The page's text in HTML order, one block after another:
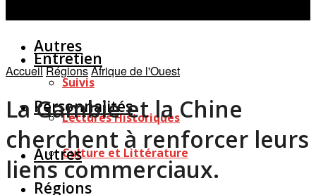
Autres
Suivis
Lectures Historiques
Culture et Littérature
Régions
Entretien
Personnalités
Autres
AccueilRégionsAfrique de l'Ouest
La Gambie et la Chine
cherchent à renforcer leurs
liens commerciaux.